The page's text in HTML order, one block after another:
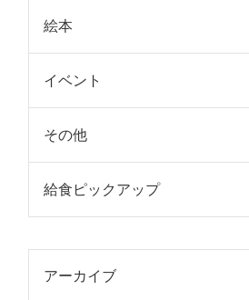
絵本
イベント
その他
給食ピックアップ
アーカイブ